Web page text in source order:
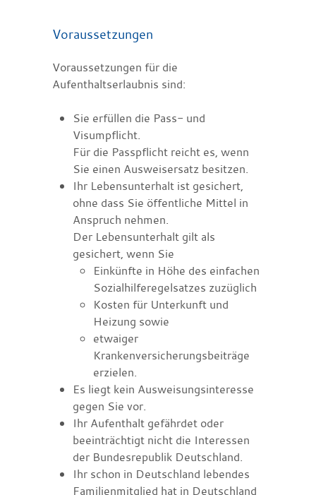
Voraussetzungen
Voraussetzungen für die
Aufenthaltserlaubnis sind:
Sie erfüllen die Pass- und
Visumpflicht.
Für die Passpflicht reicht es, wenn
Sie einen Ausweisersatz besitzen.
Ihr Lebensunterhalt ist gesichert,
ohne dass Sie öffentliche Mittel in
Anspruch nehmen.
Der Lebensunterhalt gilt als
gesichert, wenn Sie
Einkünfte in Höhe des einfachen
Sozialhilferegelsatzes zuzüglich
Kosten für Unterkunft und
Heizung sowie
etwaiger
Krankenversicherungsbeiträge
erzielen.
Es liegt kein Ausweisungsinteresse
gegen Sie vor.
Ihr Aufenthalt gefährdet oder
beeinträchtigt nicht die Interessen
der Bundesrepublik Deutschland.
Ihr schon in Deutschland lebendes
Familienmitglied hat in Deutschland